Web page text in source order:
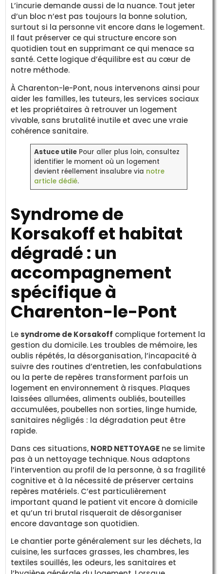
L’incurie demande aussi de la nuance. Tout jeter
d’un bloc n’est pas toujours la bonne solution,
surtout si la personne vit encore dans le logement.
Il faut préserver ce qui structure encore son
quotidien tout en supprimant ce qui menace sa
santé. Cette logique d’équilibre est au cœur de
notre méthode.
À Charenton-le-Pont, nous intervenons ainsi pour
aider les familles, les tuteurs, les services sociaux
et les propriétaires à retrouver un logement
vivable, sans brutalité inutile et avec une vraie
cohérence sanitaire.
Astuce utilePour aller plus loin, consultez
identifier le moment où un logement
devient réellement insalubre via notre
article dédié.
Syndrome de
Korsakoff et habitat
dégradé : un
accompagnement
spécifique à
Charenton-le-Pont
Le syndrome de Korsakoff complique fortement la
gestion du domicile. Les troubles de mémoire, les
oublis répétés, la désorganisation, l’incapacité à
suivre des routines d’entretien, les confabulations
ou la perte de repères transforment parfois un
logement en environnement à risques. Plaques
laissées allumées, aliments oubliés, bouteilles
accumulées, poubelles non sorties, linge humide,
sanitaires négligés : la dégradation peut être
rapide.
Dans ces situations, NORD NETTOYAGE ne se limite
pas à un nettoyage technique. Nous adaptons
l’intervention au profil de la personne, à sa fragilité
cognitive et à la nécessité de préserver certains
repères matériels. C’est particulièrement
important quand le patient vit encore à domicile
et qu’un tri brutal risquerait de désorganiser
encore davantage son quotidien.
Le chantier porte généralement sur les déchets, la
cuisine, les surfaces grasses, les chambres, les
textiles souillés, les odeurs, les sanitaires et